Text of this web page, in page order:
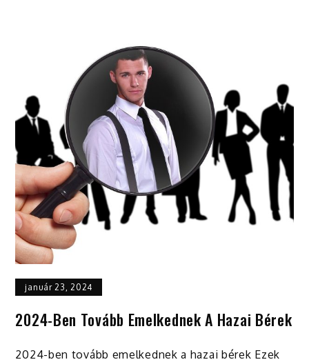
január 23, 2024
2024-Ben Tovább Emelkednek A Hazai Bérek
2024-ben tovább emelkednek a hazai bérek Ezek